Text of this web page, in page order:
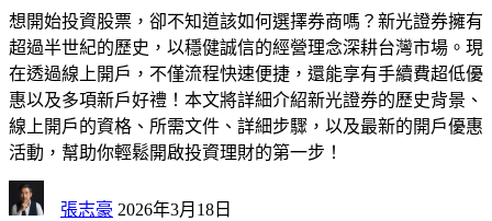
想開始投資股票，卻不知道該如何選擇券商嗎？新光證券擁有
超過半世紀的歷史，以穩健誠信的經營理念深耕台灣市場。現
在透過線上開戶，不僅流程快速便捷，還能享有手續費超低優
惠以及多項新戶好禮！本文將詳細介紹新光證券的歷史背景、
線上開戶的資格、所需文件、詳細步驟，以及最新的開戶優惠
活動，幫助你輕鬆開啟投資理財的第一步！
張志豪 2026年3月18日